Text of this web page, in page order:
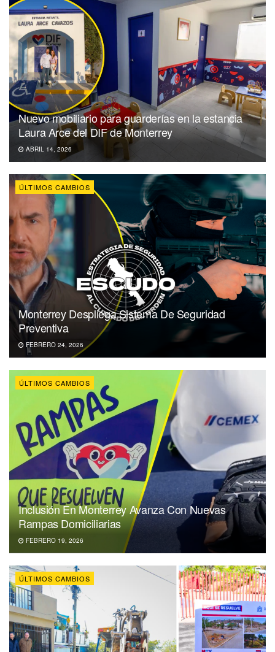
Nuevo mobiliario para guarderías en la estancia
Laura Arce del DIF de Monterrey
ABRIL 14, 2026
ÚLTIMOS CAMBIOS
Monterrey Despliega Sistema De Seguridad
Preventiva
FEBRERO 24, 2026
ÚLTIMOS CAMBIOS
Inclusión En Monterrey Avanza Con Nuevas
Rampas Domiciliarias
FEBRERO 19, 2026
ÚLTIMOS CAMBIOS